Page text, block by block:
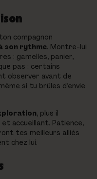
compagnon
son rythme. Montre-lui
: gamelles, panier,
pas : certains
observer avant de
si tu brûles d’envie
, plus il
accueillant. Patience,
tes meilleurs alliés
chez lui.